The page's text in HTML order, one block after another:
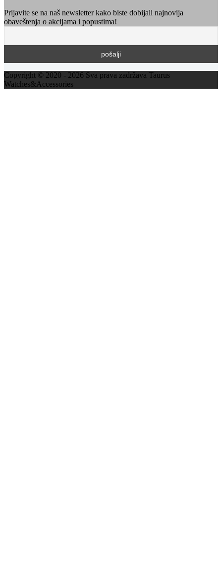
Prijavite se na naš newsletter kako biste dobijali najnovija
obaveštenja o akcijama i popustima!
Copyright © 2020 - 2026 Sva prava zadržava Taurus
Watches&Accessories